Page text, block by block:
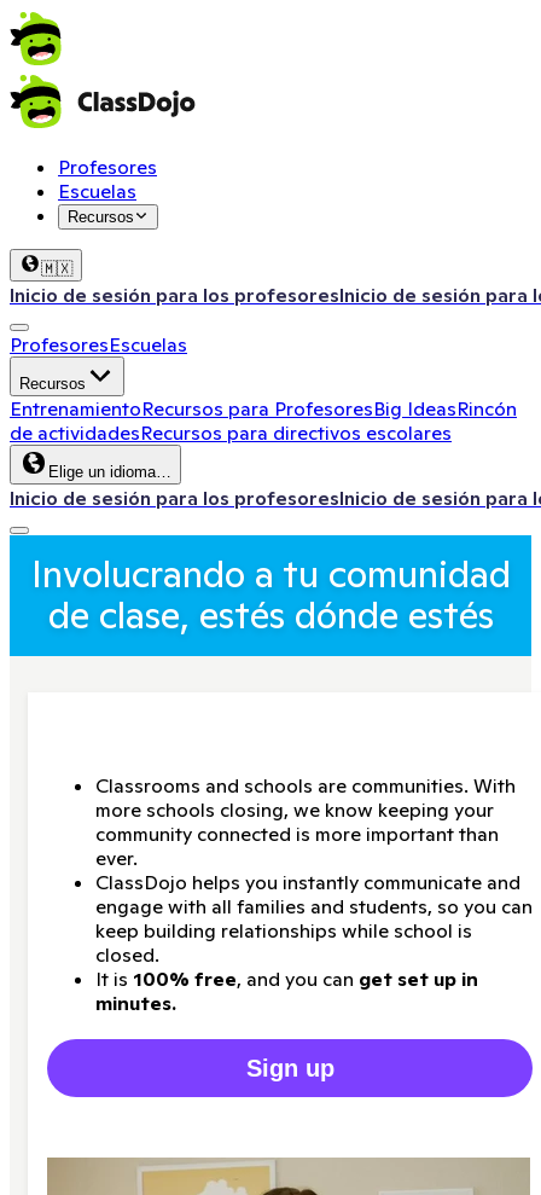
Profesores
Escuelas
Recursos
🇲🇽
Inicio de sesión para los profesoresInicio de sesión para
ProfesoresEscuelas
Recursos
EntrenamientoRecursos para ProfesoresBig IdeasRincón
de actividadesRecursos para directivos escolares
Elige un idioma…
Inicio de sesión para los profesoresInicio de sesión para
Involucrando a tu comunidad
de clase, estés dónde estés
Classrooms and schools are communities. With
more schools closing, we know keeping your
community connected is more important than
ever.
ClassDojo helps you instantly communicate and
engage with all families and students, so you can
keep building relationships while school is
closed.
It is 100% free, and you can get set up in
minutes.
Sign up